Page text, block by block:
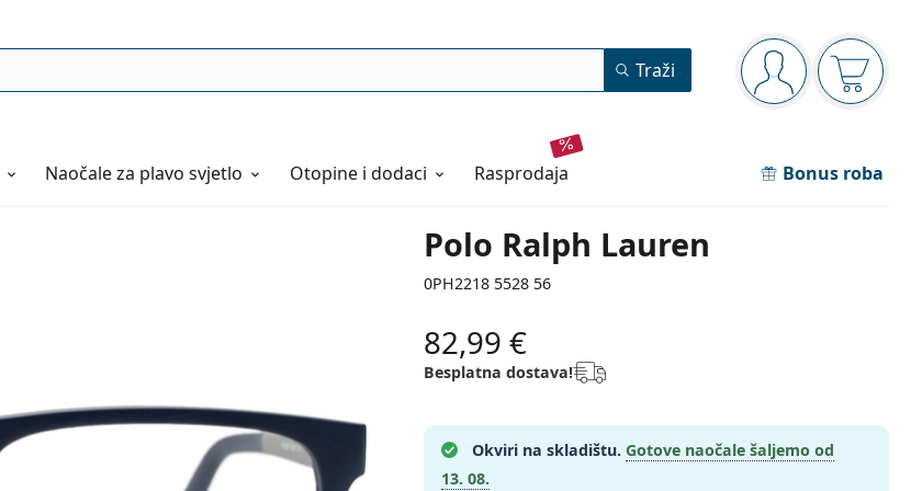
Navigacijska ploča
ste prijavljeni
Traži
Naočaleza plavo svjetlo Otopine i dodaci rasprodaja Bonus roba
Polo Ralph Lauren
0PH2218 5528 56
82,99 €
Besplatna dostava!
Okviri na skladištu. Gotove naočale šaljemo od
13. 08.